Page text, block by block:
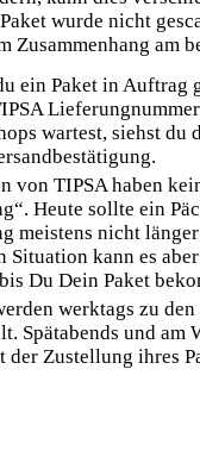
wurde nicht
Zusammenhang am
ein Paket in Auftrag
wartest, siehst du
von TIPSA haben
Heute sollte ein
meistens nicht
Situation kann es
Du Dein Paket
werktags zu
Spätabends und am
der Zustellung ihres